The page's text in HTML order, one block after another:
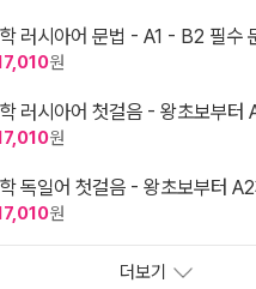
러시아어 문법 - A1 - B2 필수
원
러시아어 첫걸음 - 왕초보부터
원
독일어 첫걸음 - 왕초보부터
원
더보기